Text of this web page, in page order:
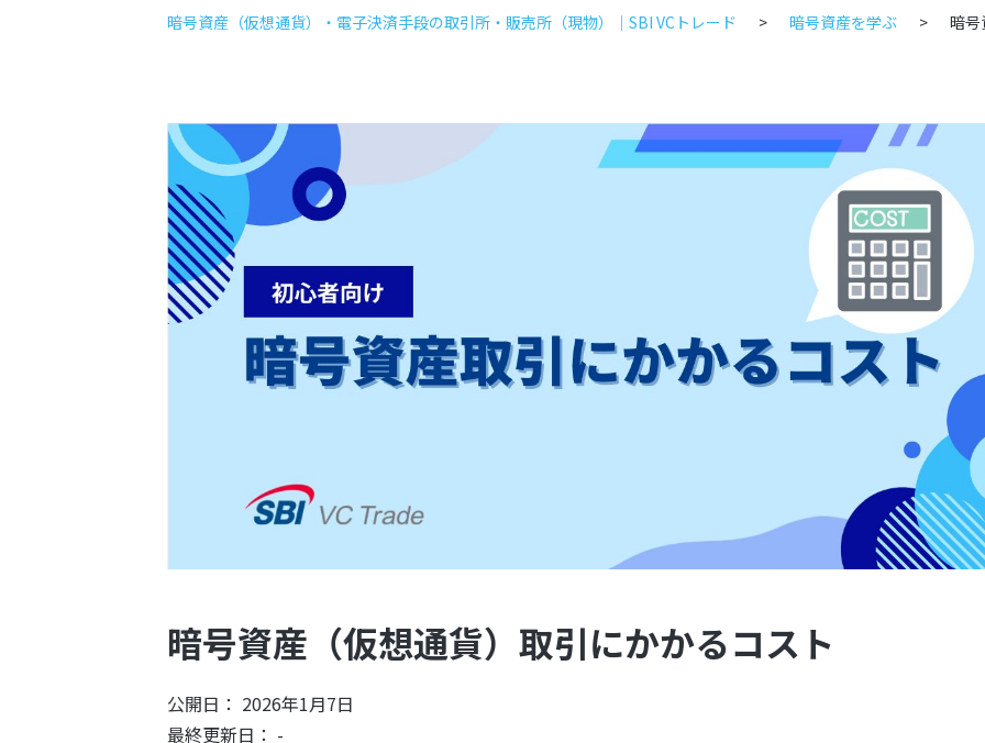
暗号資産（仮想通貨）・電子決済手段の取引所・販売所（現物）｜SBI VCトレード 暗号資産を学ぶ 暗号
暗号資産（仮想通貨）取引にかかるコスト
公開日： 2026年1月7日
最終更新日： -